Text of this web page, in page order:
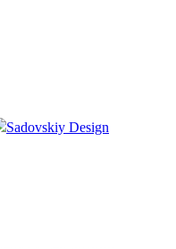
Sadovskiy Design